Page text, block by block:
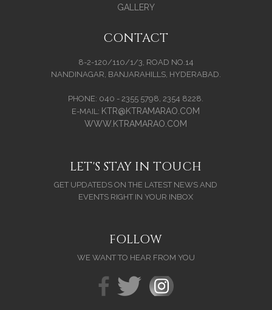
GALLERY
CONTACT
8-2-120/110/1/3, ROAD NO.14
NANDINAGAR, BANJARAHILLS, HYDERABAD.
PHONE: 040 - 2355 5798, 2354 8228.
E-MAIL: KTR@KTRAMARAO.COM
WWW.KTRAMARAO.COM
LET'S STAY IN TOUCH
GET UPDATEDS ON THE LATEST NEWS AND
EVENTS RIGHT IN YOUR INBOX
FOLLOW
WE WANT TO HEAR FROM YOU